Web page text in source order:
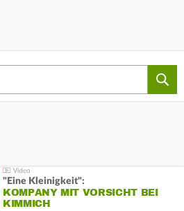
"Eine Kleinigkeit":
KOMPANY MIT VORSICHT BEI
KIMMICH